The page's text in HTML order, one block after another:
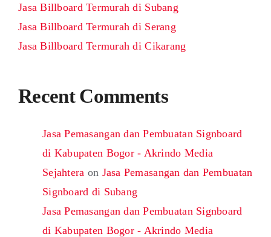
Jasa Billboard Termurah di Subang
Jasa Billboard Termurah di Serang
Jasa Billboard Termurah di Cikarang
Recent Comments
Jasa Pemasangan dan Pembuatan Signboard
di Kabupaten Bogor - Akrindo Media
Sejahtera on Jasa Pemasangan dan Pembuatan
Signboard di Subang
Jasa Pemasangan dan Pembuatan Signboard
di Kabupaten Bogor - Akrindo Media